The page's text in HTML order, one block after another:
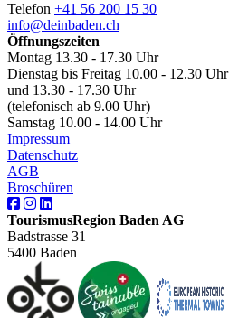
Telefon +41 56 200 15 30
info@deinbaden.ch
Öffnungszeiten
Montag 13.30 - 17.30 Uhr
Dienstag bis Freitag 10.00 - 12.30 Uhr
und 13.30 - 17.30 Uhr
(telefonisch ab 9.00 Uhr)
Samstag 10.00 - 14.00 Uhr
Impressum
Datenschutz
AGB
Broschüren
TourismusRegion Baden AG
Badstrasse 31
5400 Baden